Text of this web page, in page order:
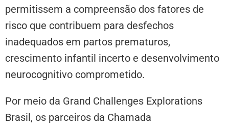
permitissem a compreensão dos fatores de
risco que contribuem para desfechos
inadequados em partos prematuros,
crescimento infantil incerto e desenvolvimento
neurocognitivo comprometido.
Por meio da Grand Challenges Explorations
Brasil, os parceiros da Chamada